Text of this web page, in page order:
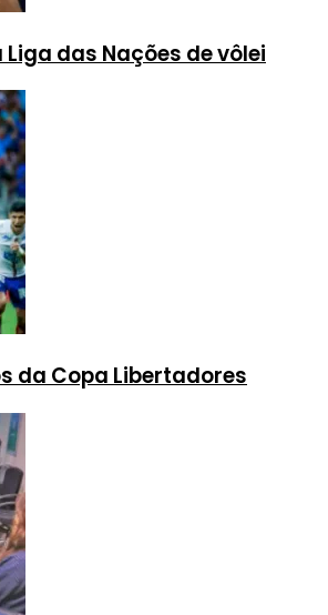
das Nações de vôlei
da Copa Libertadores